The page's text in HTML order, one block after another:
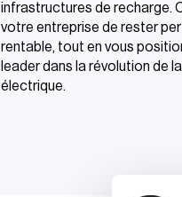
infrastructures de recharge.
votre entreprise de rester
rentable, tout en vous
leader dans la révolution de
électrique.